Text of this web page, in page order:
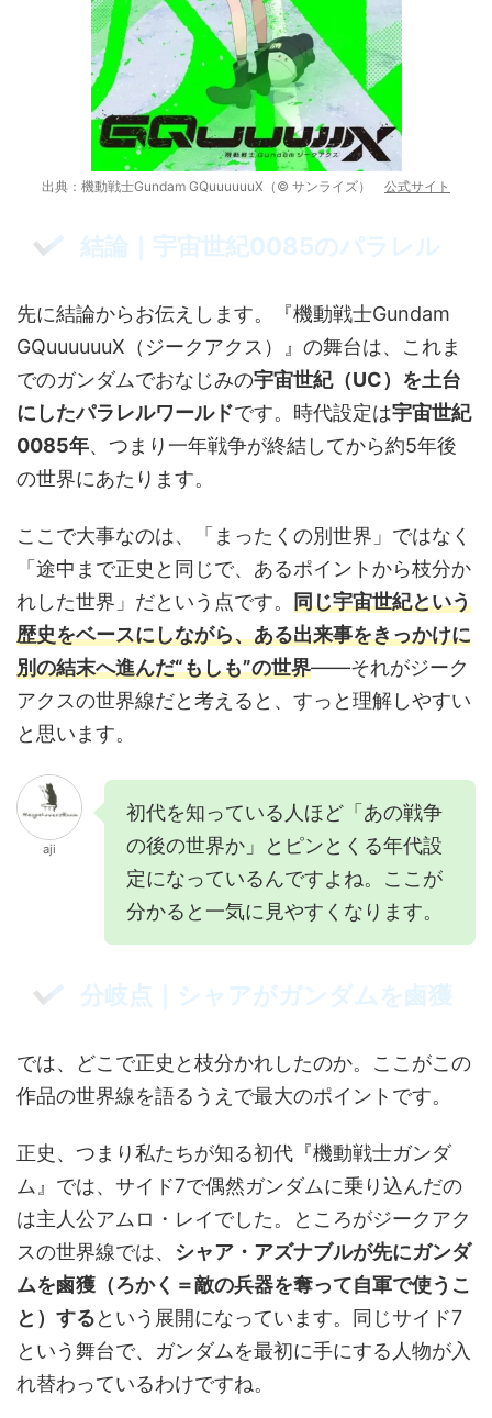
出典：機動戦士Gundam GQuuuuuuX（© サンライズ） 公式サイト
結論｜宇宙世紀0085のパラレル
先に結論からお伝えします。『機動戦士Gundam
GQuuuuuuX（ジークアクス）』の舞台は、これま
でのガンダムでおなじみの宇宙世紀（UC）を土台
にしたパラレルワールドです。時代設定は宇宙世紀
0085年、つまり一年戦争が終結してから約5年後
の世界にあたります。
ここで大事なのは、「まったくの別世界」ではなく
「途中まで正史と同じで、あるポイントから枝分か
れした世界」だという点です。 同じ宇宙世紀という
歴史をベースにしながら、ある出来事をきっかけに
別の結末へ進んだ“もしも”の世界——それがジーク
アクスの世界線だと考えると、すっと理解しやすい
と思います。
aji
初代を知っている人ほど「あの戦争
の後の世界か」とピンとくる年代設
定になっているんですよね。ここが
分かると一気に見やすくなります。
分岐点｜シャアがガンダムを鹵獲
では、どこで正史と枝分かれしたのか。ここがこの
作品の世界線を語るうえで最大のポイントです。
正史、つまり私たちが知る初代『機動戦士ガンダ
ム』では、サイド7で偶然ガンダムに乗り込んだの
は主人公アムロ・レイでした。ところがジークアク
スの世界線では、 シャア・アズナブルが先にガンダ
ムを鹵獲（ろかく＝敵の兵器を奪って自軍で使うこ
と）するという展開になっています。同じサイド7
という舞台で、ガンダムを最初に手にする人物が入
れ替わっているわけですね。